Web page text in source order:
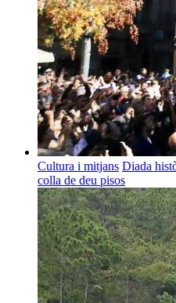
Cultura i mitjans Diada
colla de deu pisos